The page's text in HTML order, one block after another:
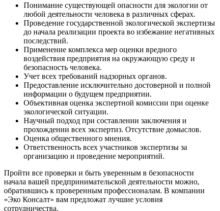
Понимание существующей опасности для экологии от
любой деятельности человека в различных сферах.
Проведение государственной экологической экспертизы
до начала реализации проекта во избежание негативных
последствий.
Применение комплекса мер оценки вредного
воздействия предприятия на окружающую среду и
безопасность человека.
Учет всех требований надзорных органов.
Предоставление исключительно достоверной и полной
информации о будущем предприятии.
Объективная оценка экспертной комиссии при оценке
экологической ситуации.
Научный подход при составлении заключения и
прохождении всех экспертиз. Отсутствие домыслов.
Оценка общественного мнения.
Ответственность всех участников экспертизы за
организацию и проведение мероприятий.
Пройти все проверки и быть уверенным в безопасности
начала вашей предпринимательской деятельности можно,
обратившись к проверенным профессионалам. В компании
«Эко Консалт» вам предложат лучшие условия
сотрудничества.